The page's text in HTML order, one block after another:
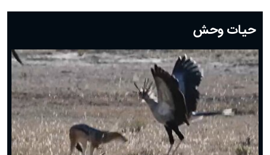
دعای روز بیستم ماه رمضان؛ ۱۹ اسفند ۱۴۰۴
دعای روز هشتم ماه مبارک رمضان؛ ۷ اسفند ماه ۱۴۰۴
دعای روز هفتم ماه رمضان؛ ۶ اسفند ۱۴۰۴
دعای روز ششم ماه رمضان؛ ۵ اسفند ۱۴۰۴
دعای روز پنجم ماه رمضان؛ ۴ اسفند ۱۴۰۴
دعای روز چهارم ماه مبارک رمضان؛ ۳ اسفند ۱۴۰۴
دعای روز سوم ماه مبارک رمضان؛ ۱۴ اسفند ۱۴۰۴
دعای روز دوم ماه مبارک رمضان ۱ اسفند ماه ۱۴۰۴
دعای روز اول ماه مبارک رمضان، ۳۰ بهمن ۱۴۰۴
حیات وحش